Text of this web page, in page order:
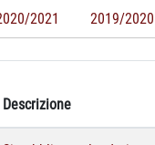
2021 2019/2020
Descrizione